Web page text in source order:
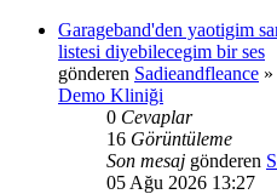
Garageband'den yaotigim
listesi diyebilecegim bir ses
gönderen Sadieandfleance »
Demo Kliniği
0 Cevaplar
16 Görüntüleme
Son mesaj gönderen
05 Ağu 2026 13:27